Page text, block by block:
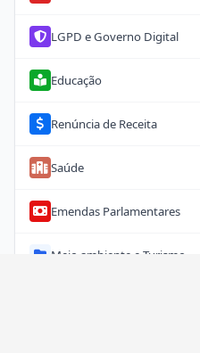
LGPD e Governo Digital
Educação
Renúncia de Receita
Saúde
Emendas Parlamentares
Meio ambiente e Turismo